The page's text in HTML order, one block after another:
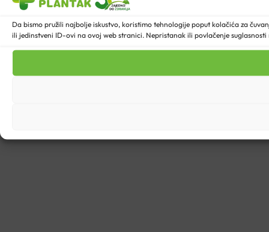
Da bismo pružili najbolje iskustvo, koristimo tehnologije poput kolačića za
ili jedinstveni ID-ovi na ovoj web stranici. Nepristanak ili povlačenje